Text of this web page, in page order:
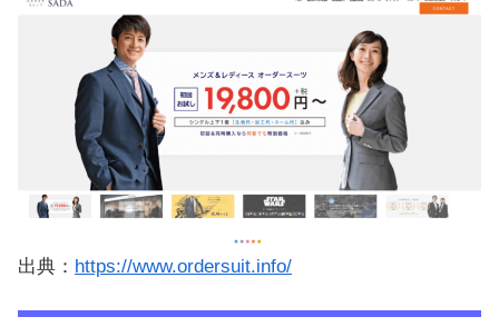
出典： https://www.ordersuit.info/